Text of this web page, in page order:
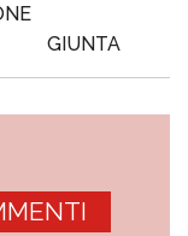
GIUNTA